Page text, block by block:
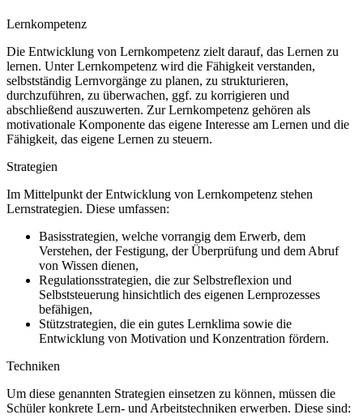
Lernkompetenz
Die Entwicklung von Lernkompetenz zielt darauf, das Lernen zu
lernen. Unter Lernkompetenz wird die Fähigkeit verstanden,
selbstständig Lernvorgänge zu planen, zu strukturieren,
durchzuführen, zu überwachen, ggf. zu korrigieren und
abschließend auszuwerten. Zur Lernkompetenz gehören als
motivationale Komponente das eigene Interesse am Lernen und die
Fähigkeit, das eigene Lernen zu steuern.
Strategien
Im Mittelpunkt der Entwicklung von Lernkompetenz stehen
Lernstrategien. Diese umfassen:
Basisstrategien, welche vorrangig dem Erwerb, dem
Verstehen, der Festigung, der Überprüfung und dem Abruf
von Wissen dienen,
Regulationsstrategien, die zur Selbstreflexion und
Selbststeuerung hinsichtlich des eigenen Lernprozesses
befähigen,
Stützstrategien, die ein gutes Lernklima sowie die
Entwicklung von Motivation und Konzentration fördern.
Techniken
Um diese genannten Strategien einsetzen zu können, müssen die
Schüler konkrete Lern- und Arbeitstechniken erwerben. Diese sind: